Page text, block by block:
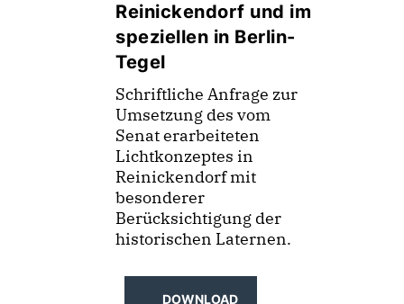
Reinickendorf und im
speziellen in Berlin-
Tegel
Schriftliche Anfrage zur
Umsetzung des vom
Senat erarbeiteten
Lichtkonzeptes in
Reinickendorf mit
besonderer
Berücksichtigung der
historischen Laternen.
DOWNLOAD